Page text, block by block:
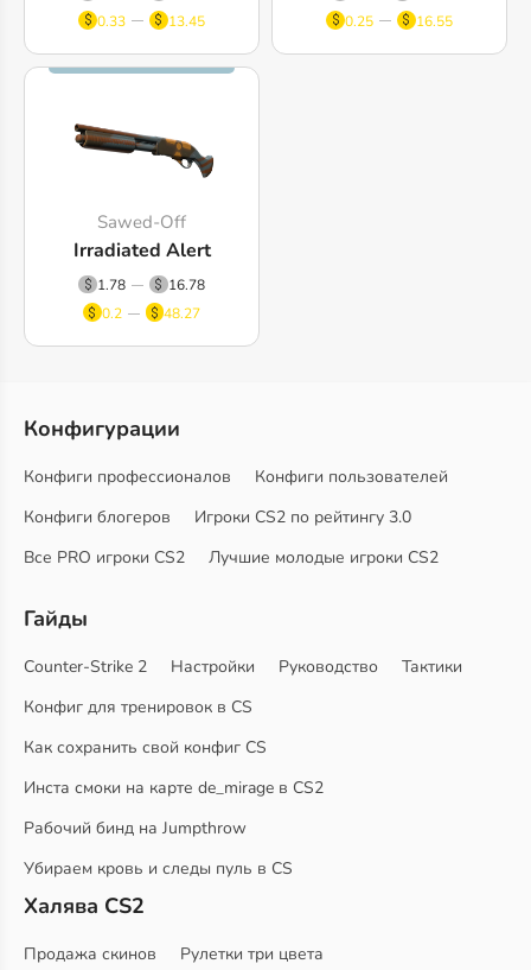
0.33
13.45
0.25
16.55
Sawed-Off
Irradiated Alert
1.78
16.78
0.2
48.27
Конфигурации
Конфиги профессионалов
Конфиги пользователей
Конфиги блогеров
Игроки CS2 по рейтингу 3.0
Все PRO игроки CS2
Лучшие молодые игроки CS2
Гайды
Counter-Strike 2 Настройки Руководство
Тактики
Конфиг для тренировок в CS
Как сохранить свой конфиг CS
Инста смоки на карте de_mirage в CS2
Рабочий бинд на Jumpthrow
Убираем кровь и следы пуль в CS
Халява CS2
Продажа скинов
Рулетки три цвета